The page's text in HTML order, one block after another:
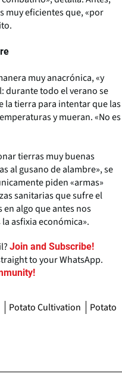
muy eficientes que, «por
muy anacrónica, «y
durante todo el verano se
la tierra para intentar que las
y mueran. «No es
tierras muy buenas
al gusano de alambre», se
piden «armas»
sanitarias que sufre el
en algo que antes nos
asfixia económica».
Join and Subscribe!
to your WhatsApp.
Potato Cultivation
Potato